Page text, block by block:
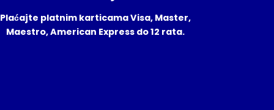
Plaćajte platnim karticama Visa, Master,
Maestro, American Express do 12 rata.